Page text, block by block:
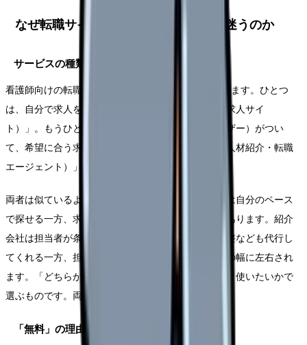
なぜ転職サイト・紹介会社の選び方で迷うのか
サービスの種類が多く、性質も違う
看護師向けの転職サービスは大きく分けて2種類あります。ひとつ
は、自分で求人を検索して応募する「転職サイト（求人サイ
ト）」。もうひとつは、担当者（キャリアアドバイザー）がつい
て、希望に合う求人を紹介してくれる「紹介会社（人材紹介・転職
エージェント）」です。
両者は似ているようで性質が違います。転職サイトは自分のペース
で探せる一方、求人の中身を自分で見極める必要があります。紹介
会社は担当者が条件を絞って提案し、面接日程の調整なども代行し
てくれる一方、担当者との相性や、紹介される求人の幅に左右され
ます。「どちらが良い・悪い」ではなく、自分がどう使いたいかで
選ぶものです。両方を併用してもかまいません。
「無料」の理由が分からないと不安になる